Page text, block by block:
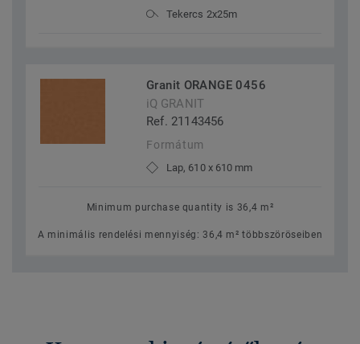
Tekercs 2x25m
Granit ORANGE 0456
iQ GRANIT
Ref. 21143456
Formátum
Lap, 610 x 610 mm
Minimum purchase quantity is 36,4 m²
A minimális rendelési mennyiség: 36,4 m² többszöröseiben